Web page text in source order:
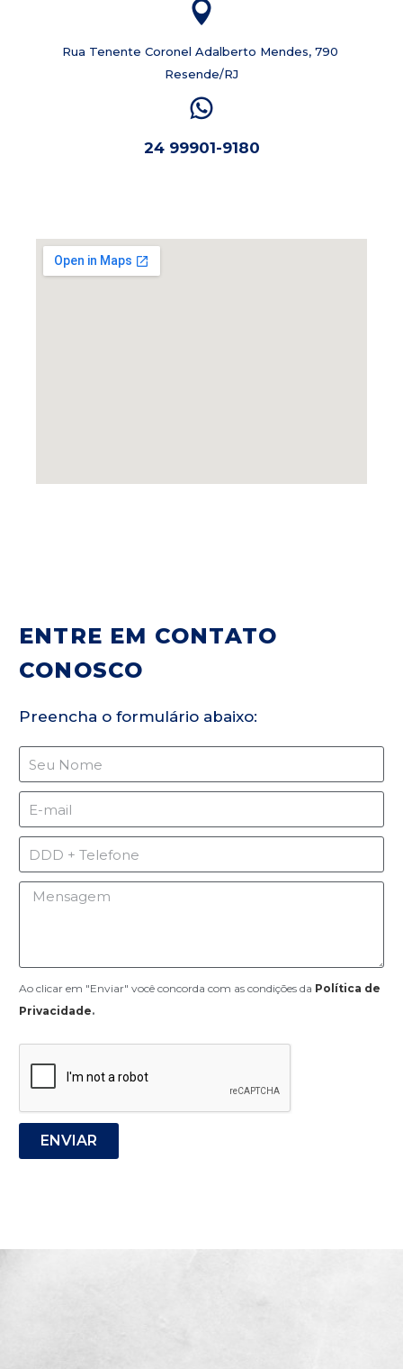
Rua Tenente Coronel Adalberto Mendes, 790
Resende/RJ
24 99901-9180
ENTRE EM CONTATO
CONOSCO
Preencha o formulário abaixo:
Ao clicar em "Enviar" você concorda com as condições da Política de
Privacidade.
ENVIAR